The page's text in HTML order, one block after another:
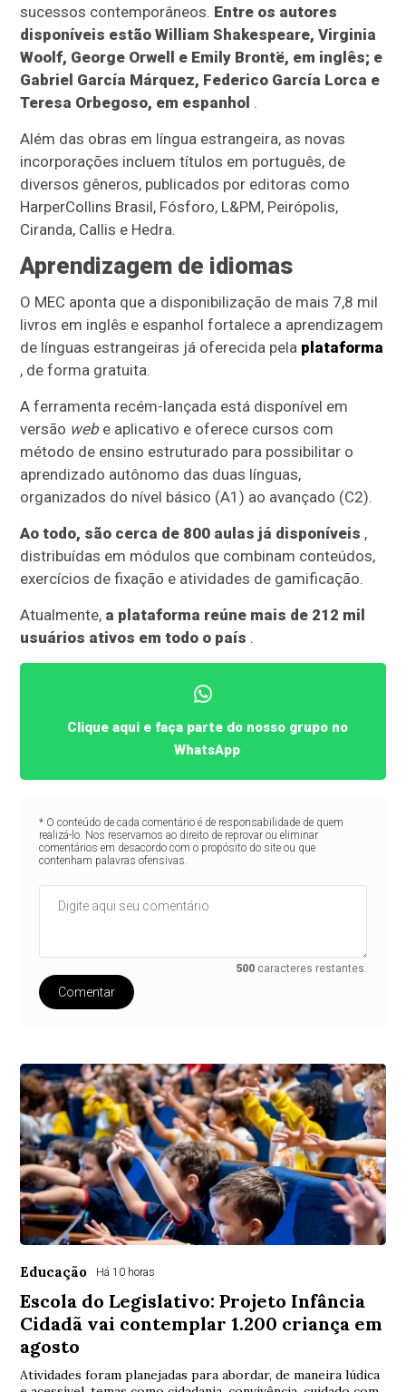
sucessos contemporâneos. Entre os autores
disponíveis estão William Shakespeare, Virginia
Woolf, George Orwell e Emily Brontë, em inglês; e
Gabriel García Márquez, Federico García Lorca e
Teresa Orbegoso, em espanhol .
Além das obras em língua estrangeira, as novas
incorporações incluem títulos em português, de
diversos gêneros, publicados por editoras como
HarperCollins Brasil, Fósforo, L&PM, Peirópolis,
Ciranda, Callis e Hedra.
Aprendizagem de idiomas
O MEC aponta que a disponibilização de mais 7,8 mil
livros em inglês e espanhol fortalece a aprendizagem
de línguas estrangeiras já oferecida pela plataforma
, de forma gratuita.
A ferramenta recém-lançada está disponível em
versão webe aplicativo e oferece cursos com
método de ensino estruturado para possibilitar o
aprendizado autônomo das duas línguas,
organizados do nível básico (A1) ao avançado (C2).
Ao todo, são cerca de 800 aulas já disponíveis ,
distribuídas em módulos que combinam conteúdos,
exercícios de fixação e atividades de gamificação.
Atualmente, a plataforma reúne mais de 212 mil
usuários ativos em todo o país .
Clique aqui e faça parte do nosso grupo no
WhatsApp
* O conteúdo de cada comentário é de responsabilidade de quem
realizá-lo. Nos reservamos ao direito de reprovar ou eliminar
comentários em desacordo com o propósito do site ou que
contenham palavras ofensivas.
500 caracteres restantes.
Comentar
Educação Há 10 horas
Escola do Legislativo: Projeto Infância
Cidadã vai contemplar 1.200 criança em
agosto
Atividades foram planejadas para abordar, de maneira lúdica